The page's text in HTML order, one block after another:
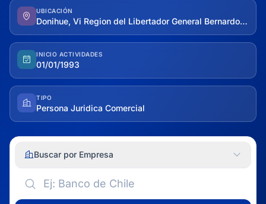
UBICACIÓN
Donihue, Vi Region del Libertador General Bernardo O'higgins
INICIO ACTIVIDADES
01/01/1993
TIPO
Persona Juridica Comercial
Buscar por Empresa